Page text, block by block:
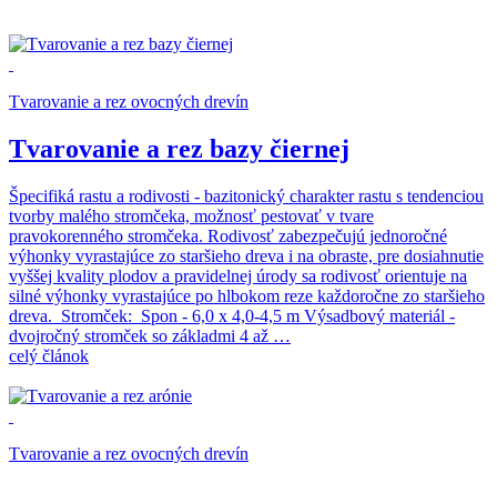
Tvarovanie a rez ovocných drevín
Tvarovanie a rez bazy čiernej
Špecifiká rastu a rodivosti - bazitonický charakter rastu s tendenciou
tvorby malého stromčeka, možnosť pestovať v tvare
pravokorenného stromčeka. Rodivosť zabezpečujú jednoročné
výhonky vyrastajúce zo staršieho dreva i na obraste, pre dosiahnutie
vyššej kvality plodov a pravidelnej úrody sa rodivosť orientuje na
silné výhonky vyrastajúce po hlbokom reze každoročne zo staršieho
dreva. Stromček: Spon - 6,0 x 4,0-4,5 m Výsadbový materiál -
dvojročný stromček so základmi 4 až …
celý článok
Tvarovanie a rez ovocných drevín